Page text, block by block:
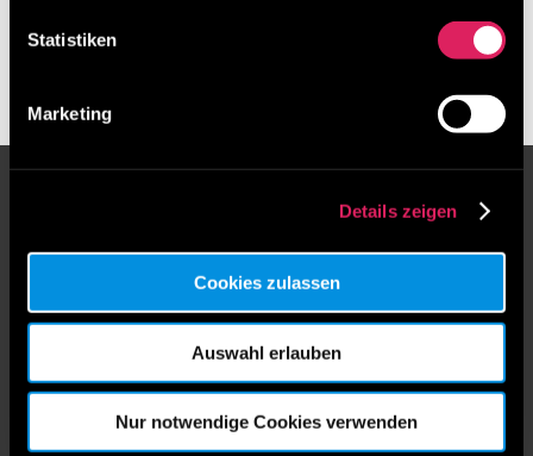
Statistiken
Marketing
Details zeigen
Cookies zulassen
Auswahl erlauben
Nur notwendige Cookies verwenden
Unternehmen bietet umfassende Dienstleistungen
in Ideenmanagement, Coaching und Workshop-
Design, um die Mitarbeiterpotenziale in Firmen
Mitarbeiterzufriedenheit und Anerkennung ihrer